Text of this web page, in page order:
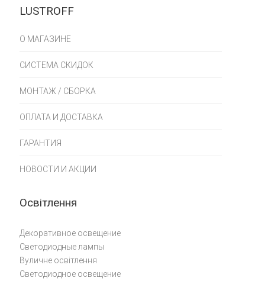
LUSTROFF
О МАГАЗИНЕ
СИСТЕМА СКИДОК
МОНТАЖ / СБОРКА
ОПЛАТА И ДОСТАВКА
ГАРАНТИЯ
НОВОСТИ И АКЦИИ
Освітлення
Декоративное освещение
Светодиодные лампы
Вуличне освітлення
Светодиодное освещение